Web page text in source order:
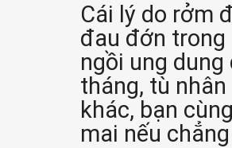
Cái lý do rởm
đau đớn trong
ngồi ung
tháng, tù
khác, bạn
mai nếu